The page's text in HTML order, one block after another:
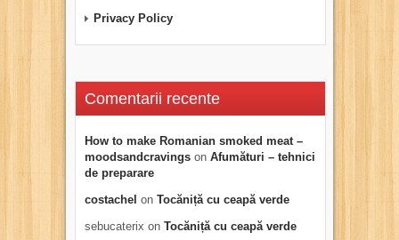
Privacy Policy
Comentarii recente
How to make Romanian smoked meat –
moodsandcravings on Afumături – tehnici
de preparare
costachel on Tocăniță cu ceapă verde
sebucaterix on Tocăniță cu ceapă verde